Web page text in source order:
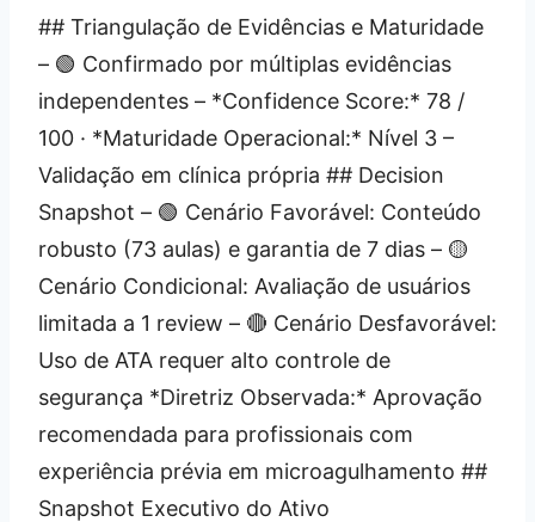
## Triangulação de Evidências e Maturidade
– 🟢 Confirmado por múltiplas evidências
independentes – *Confidence Score:* 78 /
100 · *Maturidade Operacional:* Nível 3 –
Validação em clínica própria ## Decision
Snapshot – 🟢 Cenário Favorável: Conteúdo
robusto (73 aulas) e garantia de 7 dias – 🟡
Cenário Condicional: Avaliação de usuários
limitada a 1 review – 🔴 Cenário Desfavorável:
Uso de ATA requer alto controle de
segurança *Diretriz Observada:* Aprovação
recomendada para profissionais com
experiência prévia em microagulhamento ##
Snapshot Executivo do Ativo